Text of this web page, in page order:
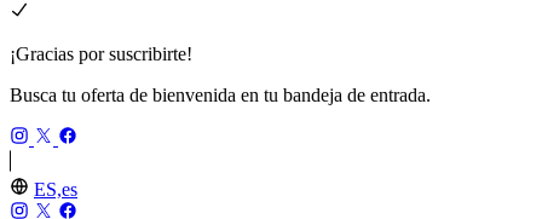
¡Gracias por suscribirte!
Busca tu oferta de bienvenida en tu bandeja de entrada.
ES,es